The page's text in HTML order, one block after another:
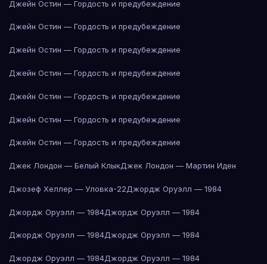
Джейн Остин — Гордость и предубеждение
Джейн Остин — Гордость и предубеждение
Джейн Остин — Гордость и предубеждение
Джейн Остин — Гордость и предубеждение
Джейн Остин — Гордость и предубеждение
Джейн Остин — Гордость и предубеждение
Джейн Остин — Гордость и предубеждение
Джек Лондон — Белый КлыкДжек Лондон — Мартин Иден
Джозеф Хеллер — Уловка-22Джордж Оруэлл — 1984
Джордж Оруэлл — 1984Джордж Оруэлл — 1984
Джордж Оруэлл — 1984Джордж Оруэлл — 1984
Джордж Оруэлл — 1984Джордж Оруэлл — 1984